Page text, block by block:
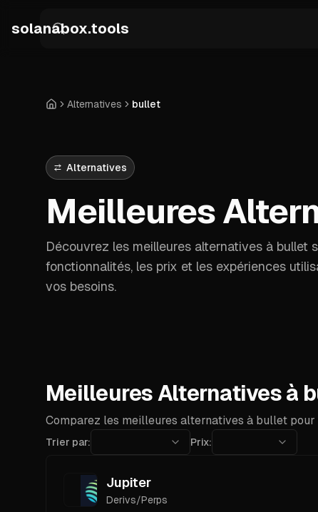
solanabox.tools
AccueilAlternatives bullet
Alternatives
Meilleures
Découvrez les meilleures alternatives à bullet
fonctionnalités, les prix et les expériences
vos besoins.
Meilleures Alternatives à
Comparez les meilleures alternatives à bullet pour
Trier par: Prix:
Jupiter
Derivs/Perps